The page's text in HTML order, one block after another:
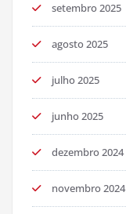
setembro 2025
agosto 2025
julho 2025
junho 2025
dezembro 2024
novembro 2024